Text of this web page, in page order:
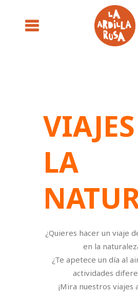
LA
¿Quieres hacer un viaje
en la
¿Te apetece un día al
actividades
¡Mira nuestros viajes